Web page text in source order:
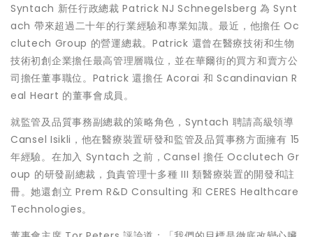
Syntach 新任行政總裁 Patrick NJ Schnegelsberg 為 Synt
ach 帶來超過二十年的行業經驗和專業知識。最近，他擔任 Oc
clutech Group 的營運總裁。Patrick 還曾在醫療技術和生物
技術初創企業擔任最高管理層職位，並在華爾街的買方和賣方公
司擔任董事職位。Patrick 還擔任 Acorai 和 Scandinavian R
eal Heart 的董事會成員。
就監管及品質事務副總裁的策略角色，Syntach 聘請高級領導
Cansel Isikli，他在醫療裝置研發和監管及品質事務方面擁有 15
年經驗。在加入 Syntach 之前，Cansel 擔任 Occlutech Gr
oup 的研發副總裁，負責管理十多種 III 類醫療裝置的開發和註
冊。她還創立 Prem R&D Consulting 和 CERES Healthcare
Technologies。